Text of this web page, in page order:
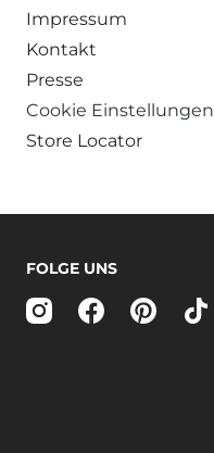
Impressum
Kontakt
Presse
Cookie Einstellungen
Store Locator
FOLGE UNS